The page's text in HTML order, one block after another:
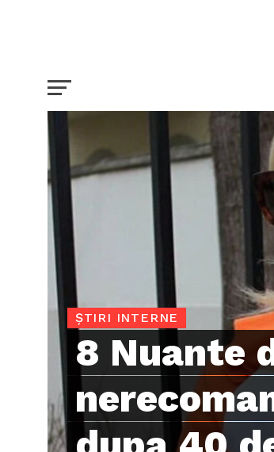
ȘTIRI INTERNE
8 Nuante